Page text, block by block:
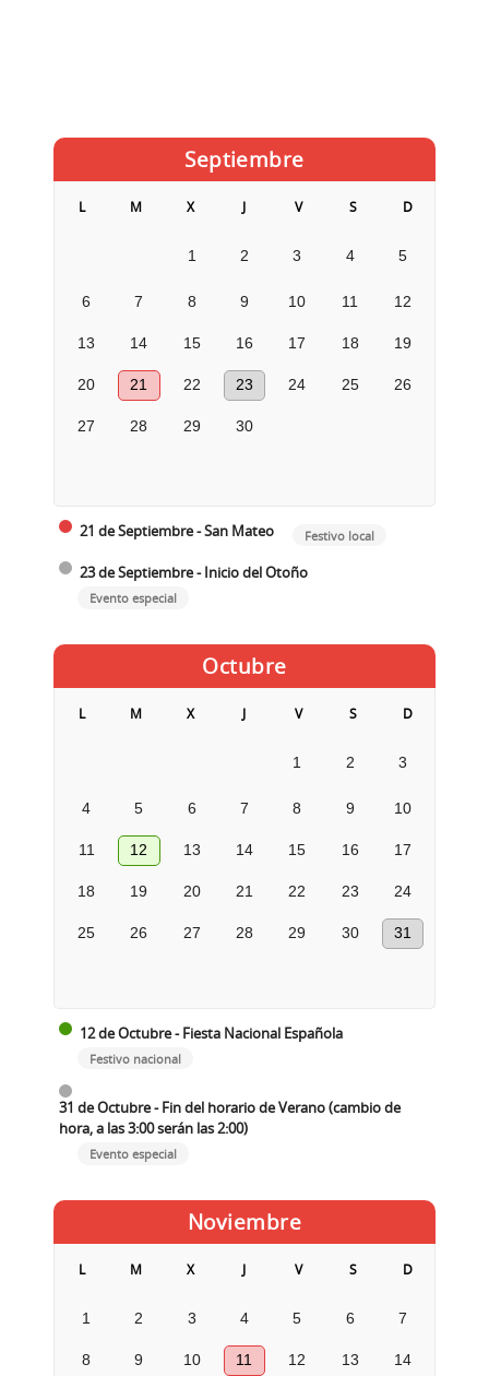
Septiembre
L M X J V S D
1 2 3 4 5
6 7 8 9 10 11 12
13 14 15 16 17 18 19
20 21 22 23 24 25 26
27 28 29 30
21 de Septiembre - San Mateo Festivo local
23 de Septiembre - Inicio del Otoño
Evento especial
Octubre
L M X J V S D
1 2 3
4 5 6 7 8 9 10
11 12 13 14 15 16 17
18 19 20 21 22 23 24
25 26 27 28 29 30 31
12 de Octubre - Fiesta Nacional Española
Festivo nacional
31 de Octubre - Fin del horario de Verano (cambio de
hora, a las 3:00 serán las 2:00)
Evento especial
Noviembre
L M X J V S D
1 2 3 4 5 6 7
8 9 10 11 12 13 14